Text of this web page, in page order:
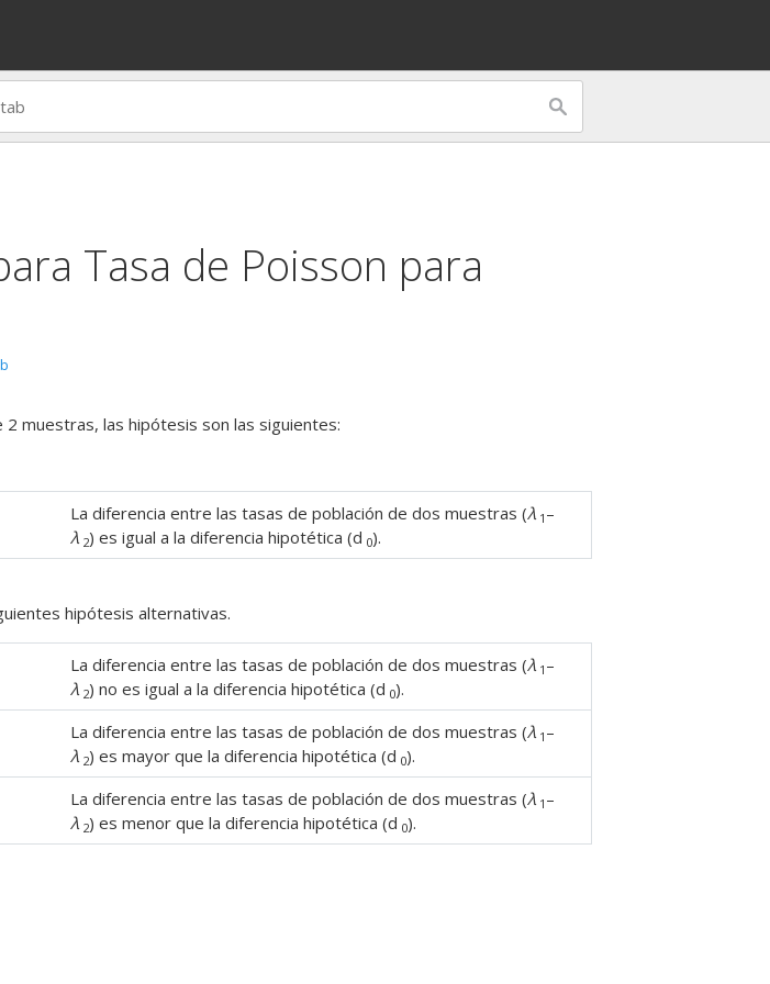
Tasa de Poisson para
2 muestras, las hipótesis son las siguientes:
La diferencia entre las tasas de población de dos muestras (λ 1 –
λ 2) es igual a la diferencia hipotética (d 0).
hipótesis alternativas.
La diferencia entre las tasas de población de dos muestras (λ 1 –
λ 2) no es igual a la diferencia hipotética (d 0).
La diferencia entre las tasas de población de dos muestras (λ 1 –
λ 2) es mayor que la diferencia hipotética (d 0).
La diferencia entre las tasas de población de dos muestras (λ 1 –
λ 2) es menor que la diferencia hipotética (d 0).